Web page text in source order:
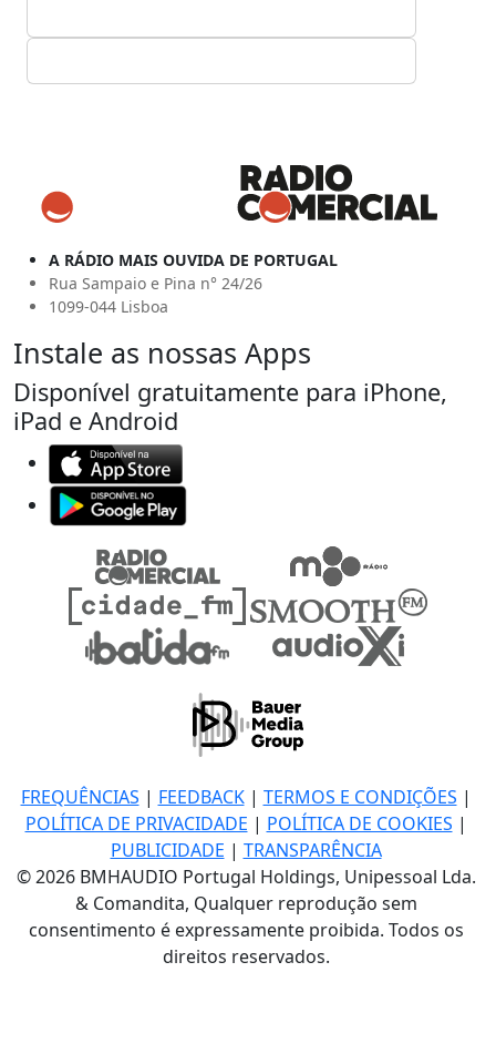
A RÁDIO MAIS OUVIDA DE PORTUGAL
Rua Sampaio e Pina n° 24/26
1099-044 Lisboa
Instale as nossas Apps
Disponível gratuitamente para iPhone,
iPad e Android
FREQUÊNCIAS | FEEDBACK| TERMOS E CONDIÇÕES |
POLÍTICA DE PRIVACIDADE | POLÍTICA DE COOKIES |
PUBLICIDADE | TRANSPARÊNCIA
© 2026 BMHAUDIO Portugal Holdings, Unipessoal Lda.
& Comandita, Qualquer reprodução sem
consentimento é expressamente proibida. Todos os
direitos reservados.